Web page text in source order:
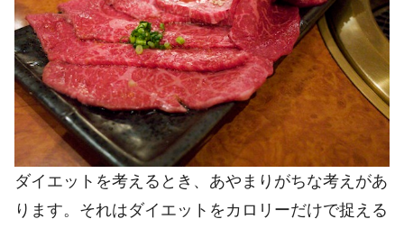
ダイエットを考えるとき、あやまりがちな考えがあ
ります。それはダイエットをカロリーだけで捉える